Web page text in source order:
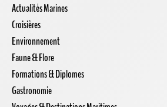
Actualités Marines
Croisières
Environnement
Faune & Flore
Formations & Diplomes
Gastronomie